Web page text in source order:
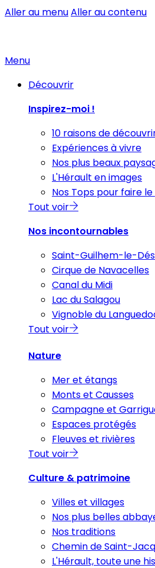
Aller au menuAller au contenu
Menu
Découvrir
Inspirez-moi !
10 raisons de
Expériences à vivre
Nos plus beaux
L'Hérault en images
Nos Tops pour faire
Tout voir
Nos incontournables
Saint-Guilhem-le-
Cirque de Navacelles
Canal du Midi
Lac du Salagou
Vignoble du
Tout voir
Nature
Mer et étangs
Monts et Causses
Campagne et
Espaces protégés
Fleuves et rivières
Tout voir
Culture & patrimoine
Villes et villages
Nos plus belles
Nos traditions
Chemin de Saint-
L'Hérault, toute une